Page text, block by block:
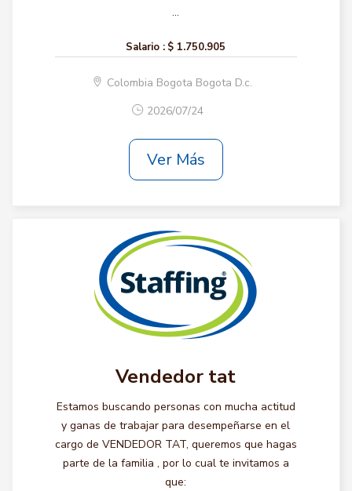
...
Salario : $ 1.750.905
Colombia Bogota Bogota D.c.
2026/07/24
Ver Más
Vendedor tat
Estamos buscando personas con mucha actitud
y ganas de trabajar para desempeñarse en el
cargo de VENDEDOR TAT, queremos que hagas
parte de la familia , por lo cual te invitamos a
que: